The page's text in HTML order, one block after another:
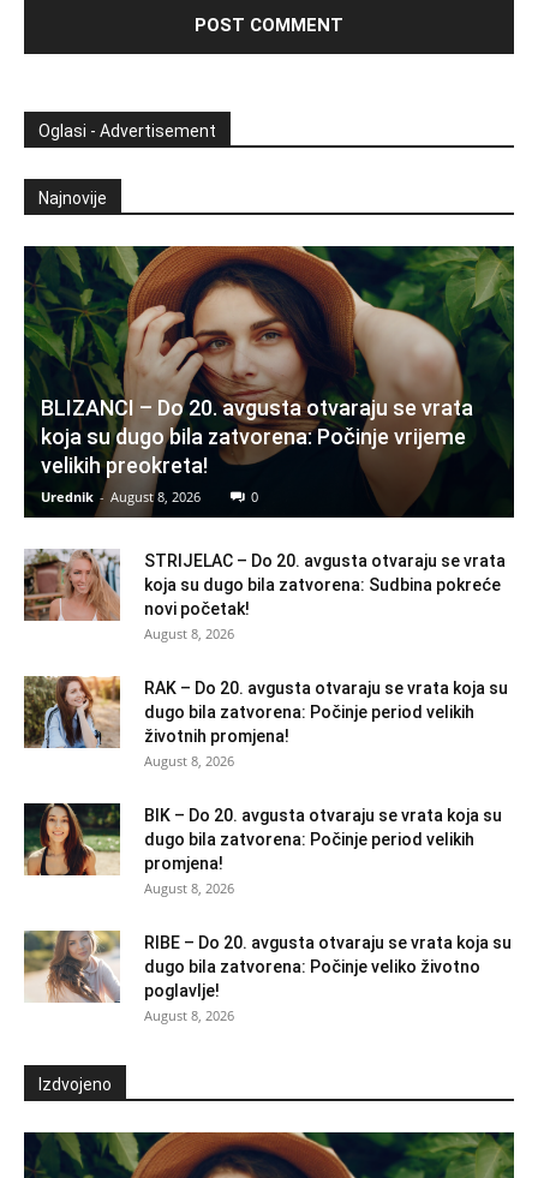
Oglasi - Advertisement
Najnovije
BLIZANCI – Do 20. avgusta otvaraju se vrata
koja su dugo bila zatvorena: Počinje vrijeme
velikih preokreta!
Urednik - August 8, 2026 0
STRIJELAC – Do 20. avgusta otvaraju se vrata
koja su dugo bila zatvorena: Sudbina pokreće
novi početak!
August 8, 2026
RAK – Do 20. avgusta otvaraju se vrata koja su
dugo bila zatvorena: Počinje period velikih
životnih promjena!
August 8, 2026
BIK – Do 20. avgusta otvaraju se vrata koja su
dugo bila zatvorena: Počinje period velikih
promjena!
August 8, 2026
RIBE – Do 20. avgusta otvaraju se vrata koja su
dugo bila zatvorena: Počinje veliko životno
poglavlje!
August 8, 2026
Izdvojeno